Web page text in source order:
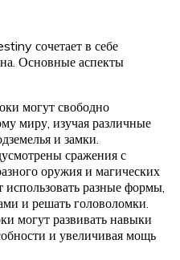
сочетает в себе
Основные аспекты
могут свободно
миру, изучая различные
и замки.
сражения с
оружия и магических
разные формы,
и решать головоломки.
могут развивать навыки
и увеличивая мощь